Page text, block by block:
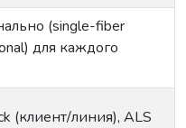
(single-fiber
для каждого
(клиент/линия), ALS